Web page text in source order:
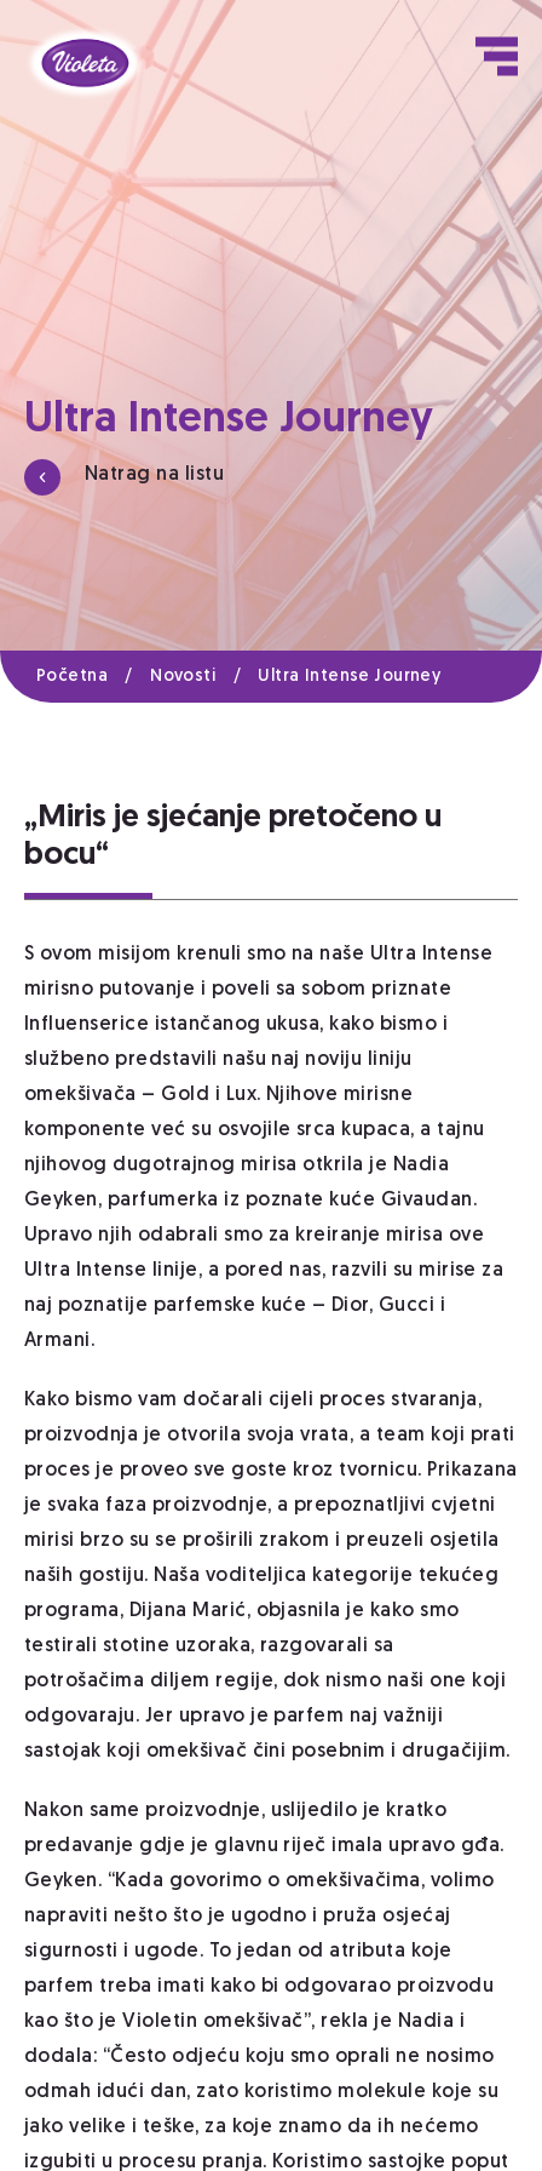
Ultra Intense Journey
Natrag na listu
Početna / Novosti / Ultra Intense Journey
„Miris je sjećanje pretočeno u
bocu“
S ovom misijom krenuli smo na naše Ultra Intense
mirisno putovanje i poveli sa sobom priznate
Influenserice istančanog ukusa, kako bismo i
službeno predstavili našu naj noviju liniju
omekšivača – Gold i Lux. Njihove mirisne
komponente već su osvojile srca kupaca, a tajnu
njihovog dugotrajnog mirisa otkrila je Nadia
Geyken, parfumerka iz poznate kuće Givaudan.
Upravo njih odabrali smo za kreiranje mirisa ove
Ultra Intense linije, a pored nas, razvili su mirise za
naj poznatije parfemske kuće – Dior, Gucci i
Armani.
Kako bismo vam dočarali cijeli proces stvaranja,
proizvodnja je otvorila svoja vrata, a team koji prati
proces je proveo sve goste kroz tvornicu. Prikazana
je svaka faza proizvodnje, a prepoznatljivi cvjetni
mirisi brzo su se proširili zrakom i preuzeli osjetila
naših gostiju. Naša voditeljica kategorije tekućeg
programa, Dijana Marić, objasnila je kako smo
testirali stotine uzoraka, razgovarali sa
potrošačima diljem regije, dok nismo naši one koji
odgovaraju. Jer upravo je parfem naj važniji
sastojak koji omekšivač čini posebnim i drugačijim.
Nakon same proizvodnje, uslijedilo je kratko
predavanje gdje je glavnu riječ imala upravo gđa.
Geyken. “Kada govorimo o omekšivačima, volimo
napraviti nešto što je ugodno i pruža osjećaj
sigurnosti i ugode. To jedan od atributa koje
parfem treba imati kako bi odgovarao proizvodu
kao što je Violetin omekšivač”, rekla je Nadia i
dodala: “Često odjeću koju smo oprali ne nosimo
odmah idući dan, zato koristimo molekule koje su
jako velike i teške, za koje znamo da ih nećemo
izgubiti u procesu pranja. Koristimo sastojke poput